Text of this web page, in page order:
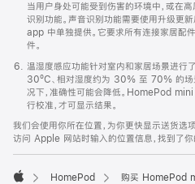
当用户身处可能受到伤害的环境中，或在
识别功能。声音识别功能需要使用升级更
app 中单独提供。它要求所有连接家居配
件。
温湿度感应功能针对室内和家居场景进行
30ºC、相对湿度约为 30% 至 70% 的场
况下，准确性可能会降低。HomePod
行校准，才可显示结果。
我们会使用你所在位置，为你更快显示送货选
访问 Apple 网站时输入的位置信息，找到了你
HomePod 购买 HomePod